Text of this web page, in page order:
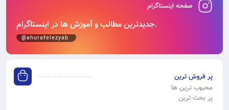
صفحه اینستاگرام
جدیدترین مطالب و آموزش‌ ها در اینستاگرام.
@ahurafelezyab
پر فروش ترین
محبوب ترین ها
پر بحث ترین